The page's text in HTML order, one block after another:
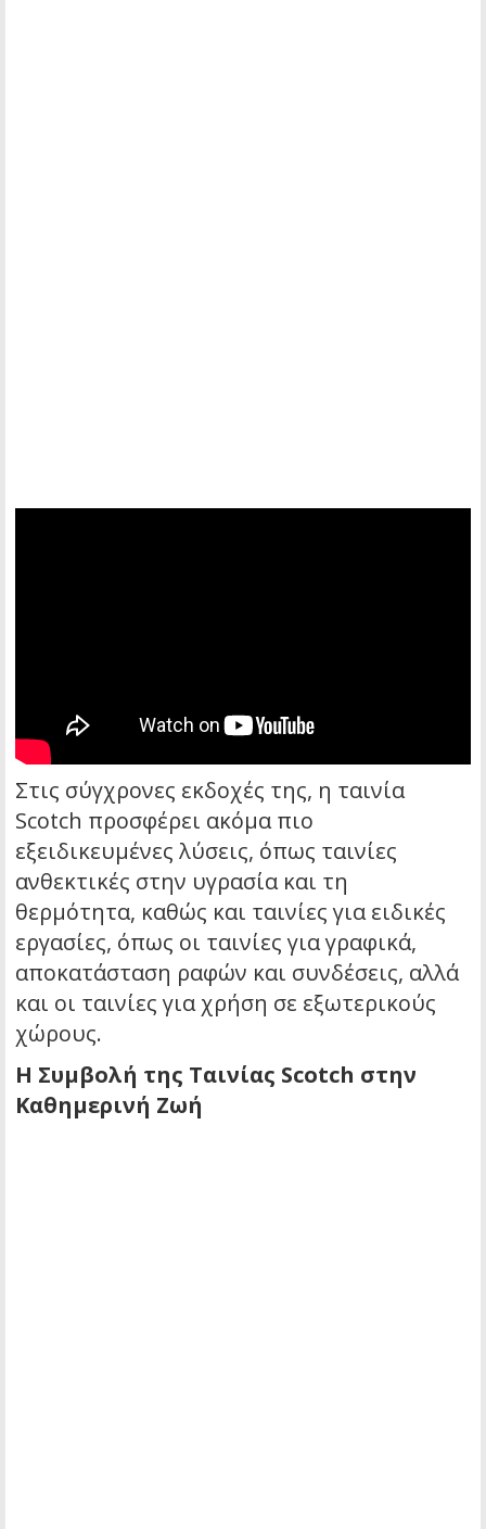
Στις σύγχρονες εκδοχές της, η ταινία
Scotch προσφέρει ακόμα πιο
εξειδικευμένες λύσεις, όπως ταινίες
ανθεκτικές στην υγρασία και τη
θερμότητα, καθώς και ταινίες για ειδικές
εργασίες, όπως οι ταινίες για γραφικά,
αποκατάσταση ραφών και συνδέσεις, αλλά
και οι ταινίες για χρήση σε εξωτερικούς
χώρους.
Η Συμβολή της Ταινίας Scotch στην
Καθημερινή Ζωή